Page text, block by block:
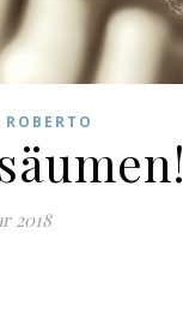
ROBERTO
2018